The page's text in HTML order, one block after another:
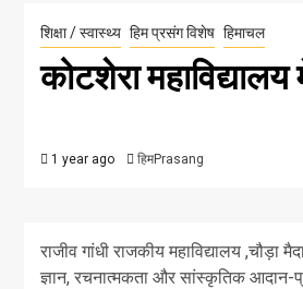
शिक्षा / स्वास्थ्य हिम प्रसंग विशेष हिमाचल
कोटशेरा
1 year ago हिमPrasang
राजीव गांधी राजकीय महाविद्यालय
ज्ञान, रचनात्मकता और सांस्कृतिक आदान-